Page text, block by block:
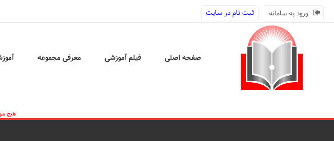
ورود به سامانه ثبت نام در سایت
صفحه اصلی فیلم آموزشی معرفی مجموعه
هیچ